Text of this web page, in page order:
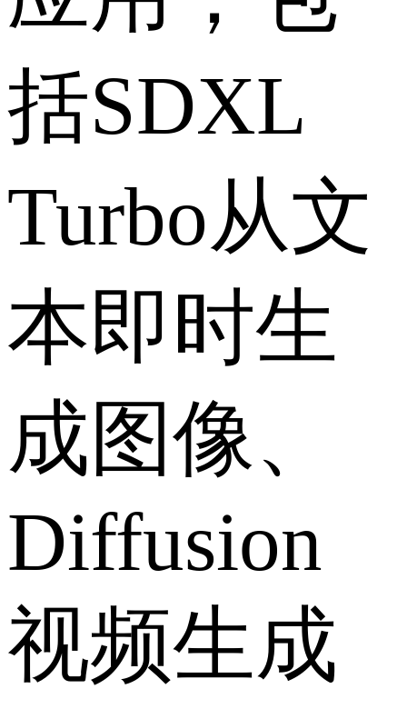
括SDXL
Turbo从文
本即时生
成图像、
Diffusion
视频生成